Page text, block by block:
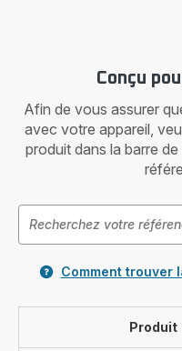
Conçu
Afin de vous assurer
avec votre appareil,
produit dans la barre
Comment trouver
Produit